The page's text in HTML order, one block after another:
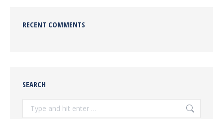
RECENT COMMENTS
SEARCH
Search: